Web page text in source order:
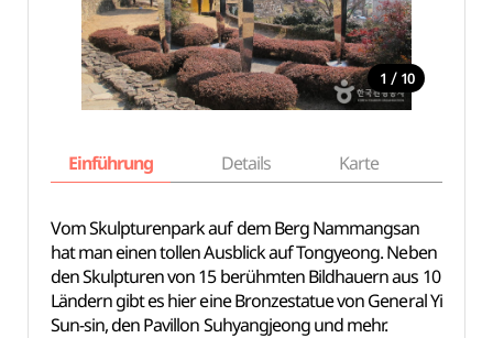
1 / 10
Einführung Details Karte
Vom Skulpturenpark auf dem Berg Nammangsan
hat man einen tollen Ausblick auf Tongyeong. Neben
den Skulpturen von 15 berühmten Bildhauern aus 10
Ländern gibt es hier eine Bronzestatue von General Yi
Sun-sin, den Pavillon Suhyangjeong und mehr.